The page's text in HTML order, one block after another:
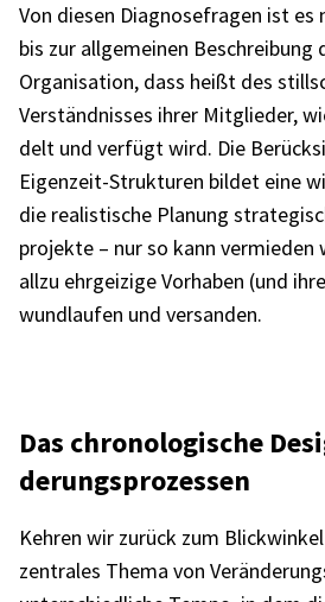
Von diesen Diagno­se­fra­gen ist
bis zur allge­mei­nen
Orga­ni­sa­tion, dass heißt des
Verständ­nis­ses ihrer Mitglie­der,
delt und verfügt wird. Die
Eigen­zeit-Struk­tu­ren bildet eine
die realis­ti­sche Planung
pro­jekte – nur so kann vermie­den
allzu ehrgei­zige Vorha­ben (und
wund­lau­fen und versan­den.
Das chro­no­lo­gi­sche
de­rungs­pro­zes­sen
Kehren wir zurück zum
zentra­les Thema von